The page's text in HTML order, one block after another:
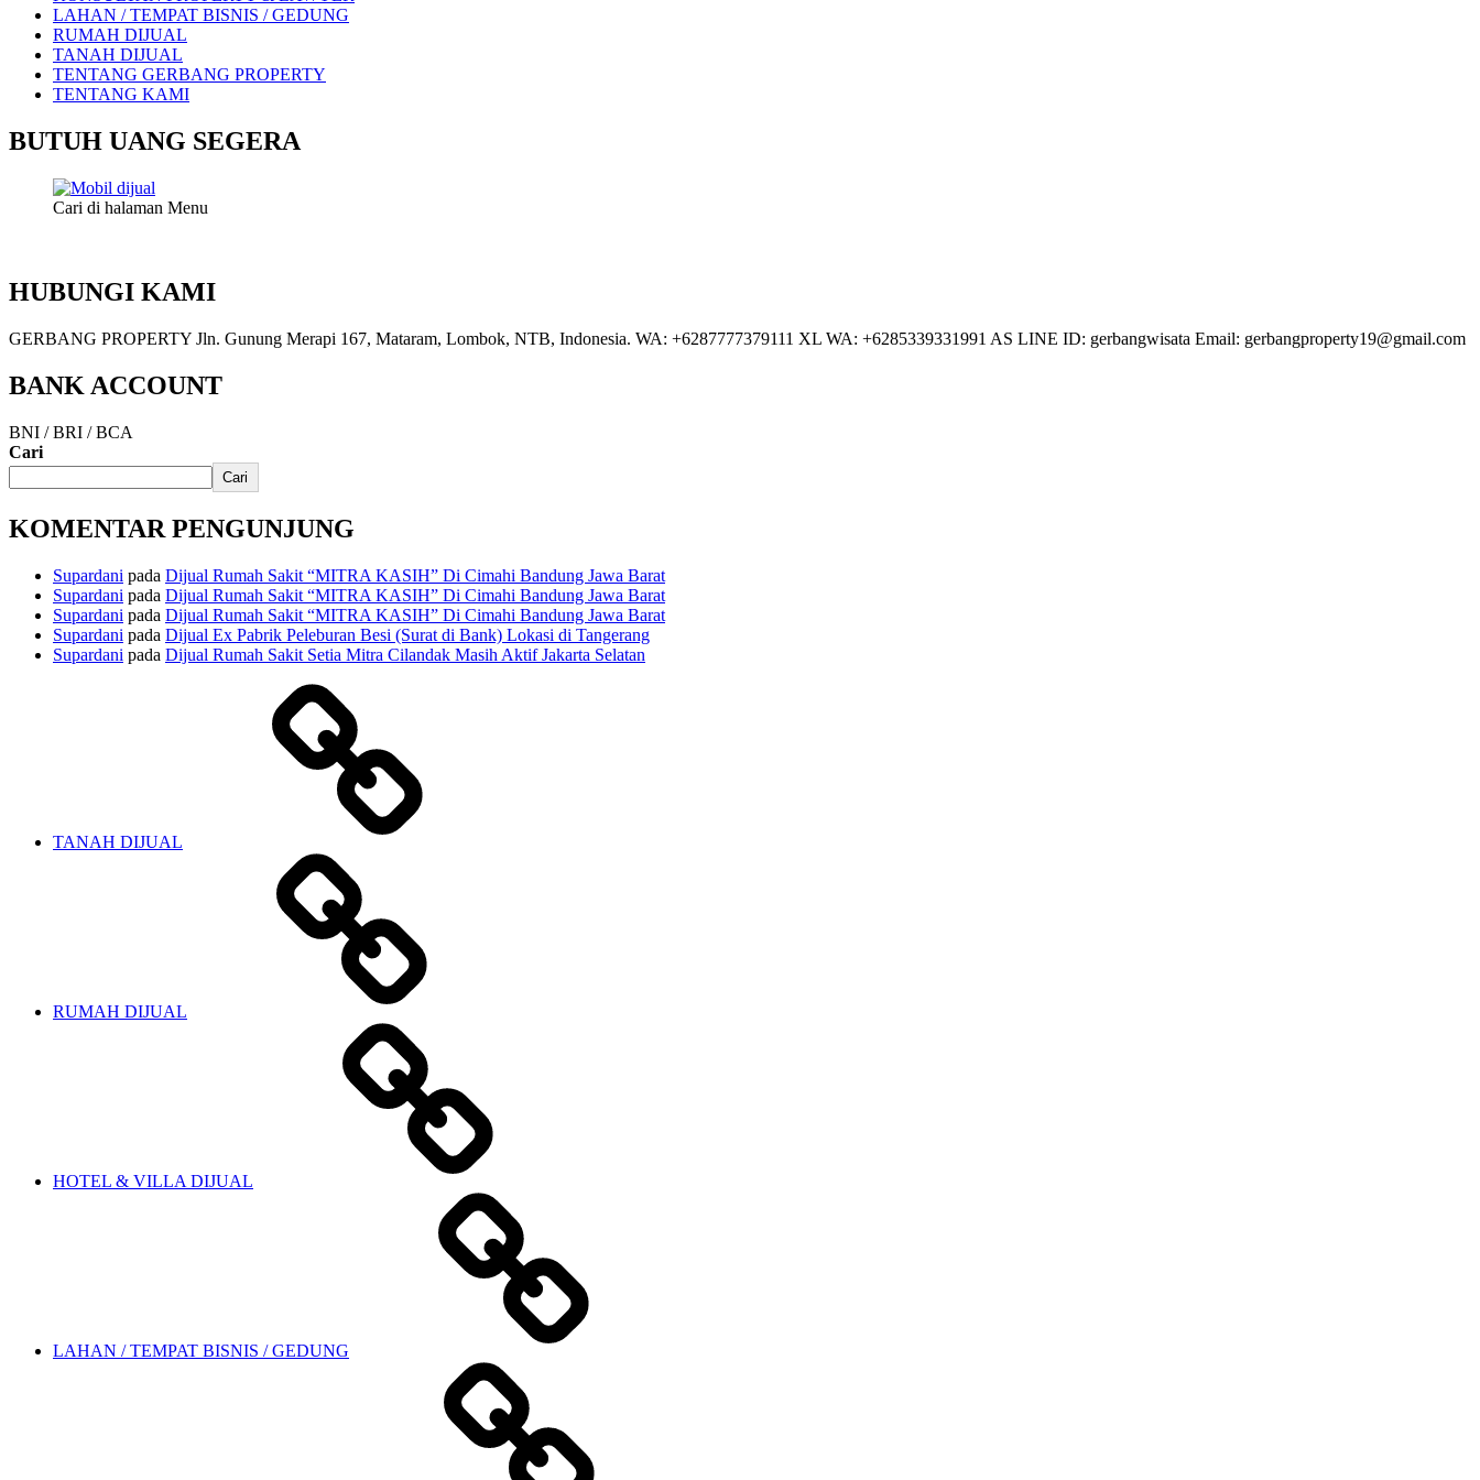
LAHAN / TEMPAT BISNIS / GEDUNG
RUMAH DIJUAL
TANAH DIJUAL
TENTANG GERBANG PROPERTY
TENTANG KAMI
BUTUH UANG SEGERA
Cari di halaman Menu
HUBUNGI KAMI
GERBANG PROPERTY Jln. Gunung Merapi 167, Mataram, Lombok, NTB, Indonesia. WA: +6287777379111 XL WA: +6285339331991 AS LINE ID: gerbangwisata Email: gerbangproperty19@gmail.com
BANK ACCOUNT
BNI / BRI / BCA
Cari
Cari
KOMENTAR PENGUNJUNG
Supardani pada Dijual Rumah Sakit “MITRA KASIH” Di Cimahi Bandung Jawa Barat
Supardani pada Dijual Rumah Sakit “MITRA KASIH” Di Cimahi Bandung Jawa Barat
Supardani pada Dijual Rumah Sakit “MITRA KASIH” Di Cimahi Bandung Jawa Barat
Supardani pada Dijual Ex Pabrik Peleburan Besi (Surat di Bank) Lokasi di Tangerang
Supardani pada Dijual Rumah Sakit Setia Mitra Cilandak Masih Aktif Jakarta Selatan
TANAH DIJUAL
RUMAH DIJUAL
HOTEL & VILLA DIJUAL
LAHAN / TEMPAT BISNIS / GEDUNG